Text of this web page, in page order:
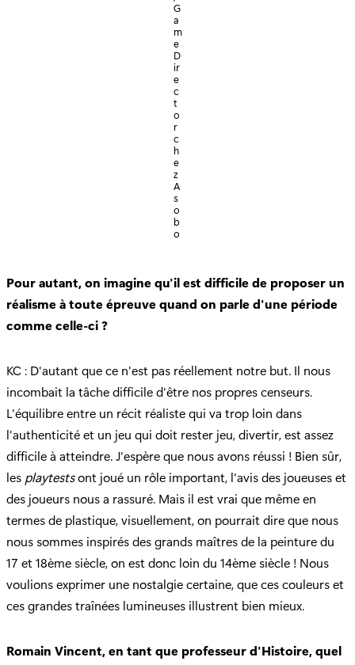
G
a
m
e
D
ir
e
c
t
o
r
c
h
e
z
A
s
o
b
o
Pour autant, on imagine qu'il est difficile de proposer un
réalisme à toute épreuve quand on parle d'une période
comme celle-ci ?
KC : D'autant que ce n'est pas réellement notre but. Il nous
incombait la tâche difficile d'être nos propres censeurs.
L'équilibre entre un récit réaliste qui va trop loin dans
l'authenticité et un jeu qui doit rester jeu, divertir, est assez
difficile à atteindre. J'espère que nous avons réussi ! Bien sûr,
les playtestsont joué un rôle important, l'avis des joueuses et
des joueurs nous a rassuré. Mais il est vrai que même en
termes de plastique, visuellement, on pourrait dire que nous
nous sommes inspirés des grands maîtres de la peinture du
17 et 18ème siècle, on est donc loin du 14ème siècle ! Nous
voulions exprimer une nostalgie certaine, que ces couleurs et
ces grandes traînées lumineuses illustrent bien mieux.
Romain Vincent, en tant que professeur d'Histoire, quel